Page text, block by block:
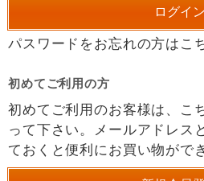
パスワードをお忘れの方はこ
初めてご利用の方
初めてご利用のお客様は、こ
って下さい。メールアドレス
ておくと便利にお買い物がで